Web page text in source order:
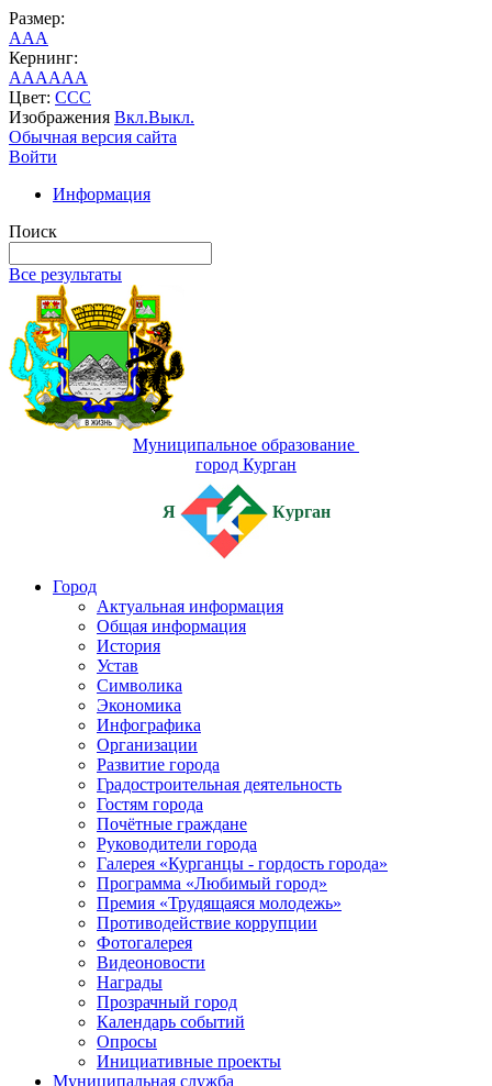
Размер:
AAA
Кернинг:
AAAAAA
Цвет: CCC
Изображения Вкл.Выкл.
Обычная версия сайта
Войти
Информация
Поиск
Все результаты
Муниципальное образование
город Курган
Я Курган
Город
Актуальная информация
Общая информация
История
Устав
Символика
Экономика
Инфографика
Организации
Развитие города
Градостроительная деятельность
Гостям города
Почётные граждане
Руководители города
Галерея «Курганцы - гордость города»
Программа «Любимый город»
Премия «Трудящаяся молодежь»
Противодействие коррупции
Фотогалерея
Видеоновости
Награды
Прозрачный город
Календарь событий
Опросы
Инициативные проекты
Муниципальная служба